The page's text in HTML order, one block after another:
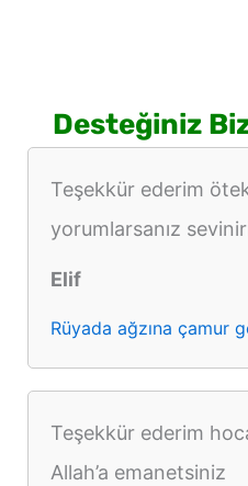
Desteğiniz
Teşekkür ederim
yorumlarsanız
Elif
Rüyada ağzına çamur
Teşekkür ederim
Allah’a emanetsiniz